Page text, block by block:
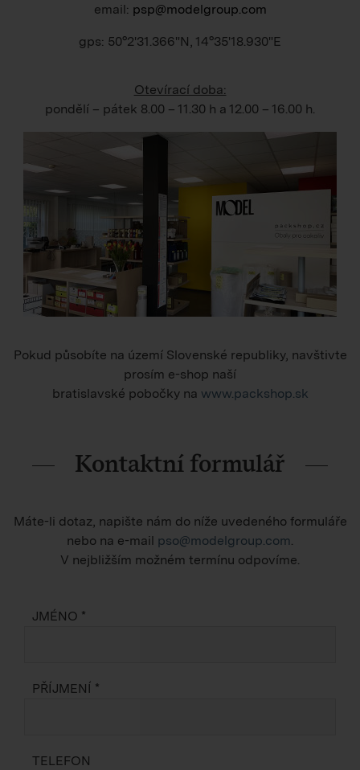
email: psp@modelgroup.com
gps: 50°2'31.366"N, 14°35'18.930"E
Otevírací doba:
pondělí – pátek 8.00 – 11.30 h a 12.00 – 16.00 h
Pokud působíte na území Slovenské republiky, navštivte
prosím e-shop naší
bratislavské pobočky na www.packshop.sk
Kontaktní formulář
Máte-li dotaz, napište nám do níže uvedeného formuláře
nebo na e-mail pso@modelgroup.com
V nejbližším možném termínu odpovíme.
JMÉNO *
PŘÍJMENÍ *
TELEFON